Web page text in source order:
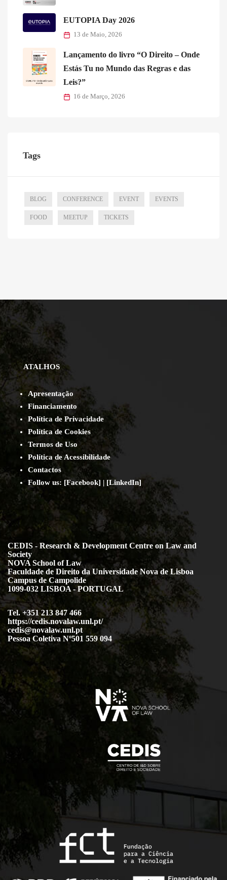
EUTOPIA Day 2026
13 de Maio, 2026
Lançamento do livro “O Direito – Onde
Estás Tu no Mundo das Regras e das
Leis?”
16 de Março, 2026
Tags
BLOG CONFERENCE EVENT EVENTS
FOOD MEETUP TICKETS
ATALHOS
Apresentação
Financiamento
Política de Privacidade
Política de Cookies
Termos de Uso
Política de Acessibilidade
Contactos
Follow us: [Facebook] | [LinkedIn]
CEDIS - Research & Development Centre on Law and
Society
NOVA School of Law
Faculdade de Direito da Universidade Nova de Lisboa
Campus de Campolide
1099-032 LISBOA - PORTUGAL
Tel. +351 213 847 466
https://cedis.novalaw.unl.pt/
cedis@novalaw.unl.pt
Pessoa Coletiva Nº501 559 094